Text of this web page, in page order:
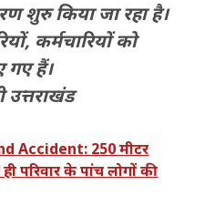
शुरु किया जा रहा है।
कर्मचारियों को
गए हैं।
उत्तराखंड
Accident: 250 मीटर
परिवार के पांच लोगों की